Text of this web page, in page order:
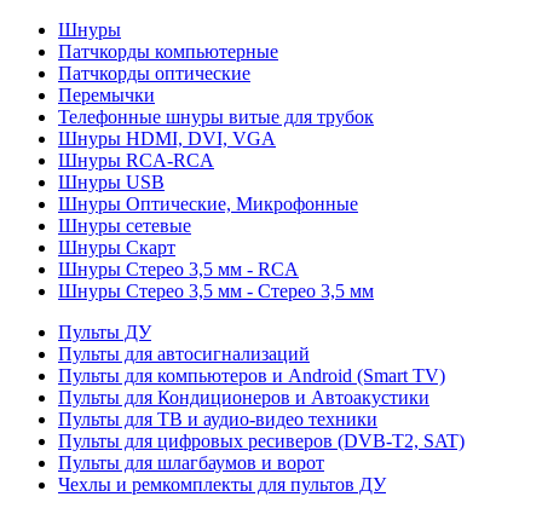
Шнуры
Патчкорды компьютерные
Патчкорды оптические
Перемычки
Телефонные шнуры витые для трубок
Шнуры HDMI, DVI, VGA
Шнуры RCA-RCA
Шнуры USB
Шнуры Оптические, Микрофонные
Шнуры сетевые
Шнуры Скарт
Шнуры Стерео 3,5 мм - RCA
Шнуры Стерео 3,5 мм - Стерео 3,5 мм
Пульты ДУ
Пульты для автосигнализаций
Пульты для компьютеров и Android (Smart TV)
Пульты для Кондиционеров и Автоакустики
Пульты для ТВ и аудио-видео техники
Пульты для цифровых ресиверов (DVB-T2, SAT)
Пульты для шлагбаумов и ворот
Чехлы и ремкомплекты для пультов ДУ